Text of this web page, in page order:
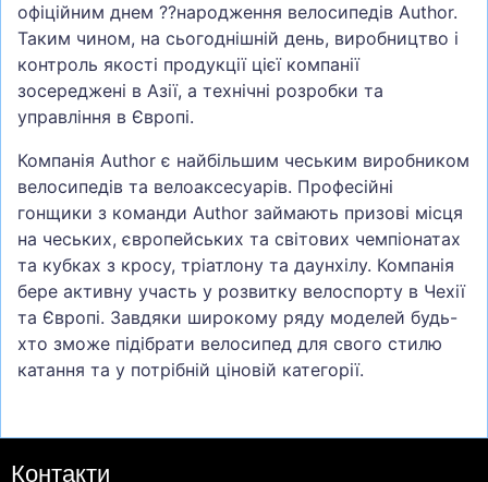
офіційним днем ??народження велосипедів Author.
Таким чином, на сьогоднішній день, виробництво і
контроль якості продукції цієї компанії
зосереджені в Азії, а технічні розробки та
управління в Європі.
Компанія Author є найбільшим чеським виробником
велосипедів та велоаксесуарів. Професійні
гонщики з команди Author займають призові місця
на чеських, європейських та світових чемпіонатах
та кубках з кросу, тріатлону та даунхілу. Компанія
бере активну участь у розвитку велоспорту в Чехії
та Європі. Завдяки широкому ряду моделей будь-
хто зможе підібрати велосипед для свого стилю
катання та у потрібній ціновій категорії.
Контакти